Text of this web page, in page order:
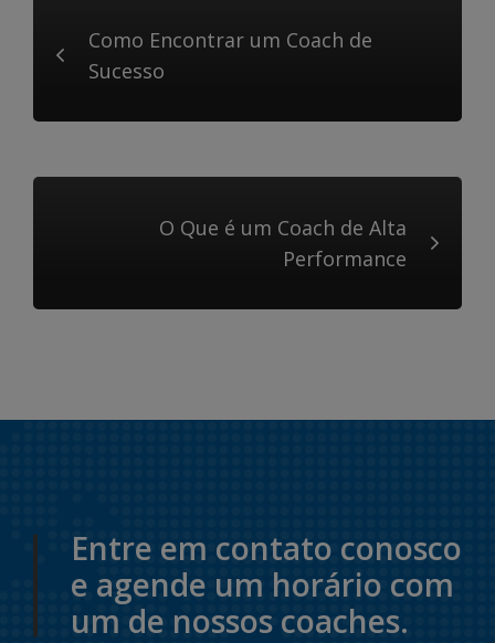
Como Encontrar um Coach de
Sucesso
O Que é um Coach de Alta
Performance
Entre em contato conosco
e agende um horário com
um de nossos coaches.